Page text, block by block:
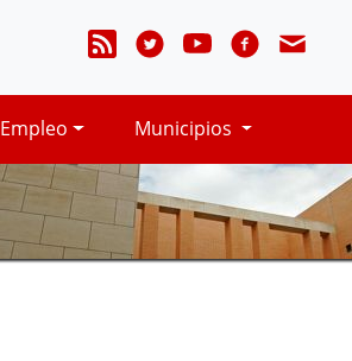
Empleo Municipios